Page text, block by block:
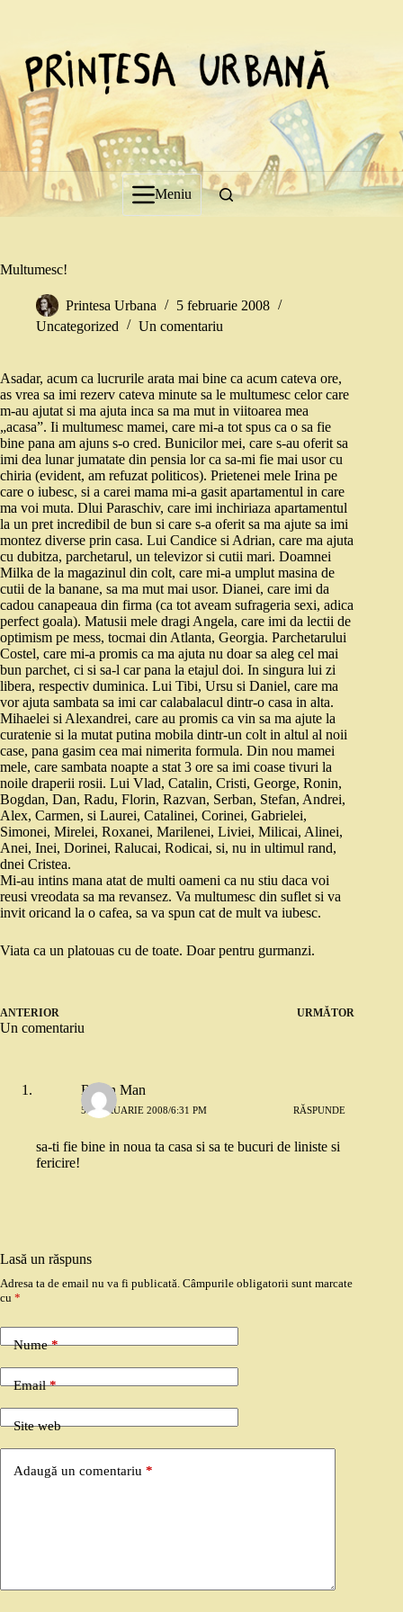
Meniu
Multumesc!
Printesa Urbana
5 februarie 2008
Uncategorized
Un comentariu
Asadar, acum ca lucrurile arata mai bine ca acum cateva ore,
as vrea sa imi rezerv cateva minute sa le multumesc celor care
m-au ajutat si ma ajuta inca sa ma mut in viitoarea mea
„acasa”. Ii multumesc mamei, care mi-a tot spus ca o sa fie
bine pana am ajuns s-o cred. Bunicilor mei, care s-au oferit sa
imi dea lunar jumatate din pensia lor ca sa-mi fie mai usor cu
chiria (evident, am refuzat politicos). Prietenei mele Irina pe
care o iubesc, si a carei mama mi-a gasit apartamentul in care
ma voi muta. Dlui Paraschiv, care imi inchiriaza apartamentul
la un pret incredibil de bun si care s-a oferit sa ma ajute sa imi
montez diverse prin casa. Lui Candice si Adrian, care ma ajuta
cu dubitza, parchetarul, un televizor si cutii mari. Doamnei
Milka de la magazinul din colt, care mi-a umplut masina de
cutii de la banane, sa ma mut mai usor. Dianei, care imi da
cadou canapeaua din firma (ca tot aveam sufrageria sexi, adica
perfect goala). Matusii mele dragi Angela, care imi da lectii de
optimism pe mess, tocmai din Atlanta, Georgia. Parchetarului
Costel, care mi-a promis ca ma ajuta nu doar sa aleg cel mai
bun parchet, ci si sa-l car pana la etajul doi. In singura lui zi
libera, respectiv duminica. Lui Tibi, Ursu si Daniel, care ma
vor ajuta sambata sa imi car calabalacul dintr-o casa in alta.
Mihaelei si Alexandrei, care au promis ca vin sa ma ajute la
curatenie si la mutat putina mobila dintr-un colt in altul al noii
case, pana gasim cea mai nimerita formula. Din nou mamei
mele, care sambata noapte a stat 3 ore sa imi coase tivuri la
noile draperii rosii. Lui Vlad, Catalin, Cristi, George, Ronin,
Bogdan, Dan, Radu, Florin, Razvan, Serban, Stefan, Andrei,
Alex, Carmen, si Laurei, Catalinei, Corinei, Gabrielei,
Simonei, Mirelei, Roxanei, Marilenei, Liviei, Milicai, Alinei,
Anei, Inei, Dorinei, Ralucai, Rodicai, si, nu in ultimul rand,
dnei Cristea.
Mi-au intins mana atat de multi oameni ca nu stiu daca voi
reusi vreodata sa ma revansez. Va multumesc din suflet si va
invit oricand la o cafea, sa va spun cat de mult va iubesc.
Viata ca un platouas cu de toate. Doar pentru gurmanzi.
ANTERIOR URMĂTOR
Un comentariu
Ronin Man
5 FEBRUARIE 2008/6:31 PM RĂSPUNDE
sa-ti fie bine in noua ta casa si sa te bucuri de liniste si
fericire!
Lasă un răspuns
Adresa ta de email nu va fi publicată. Câmpurile obligatorii sunt marcate
cu *
Nume*
Email*
Site web
Adaugă un comentariu *